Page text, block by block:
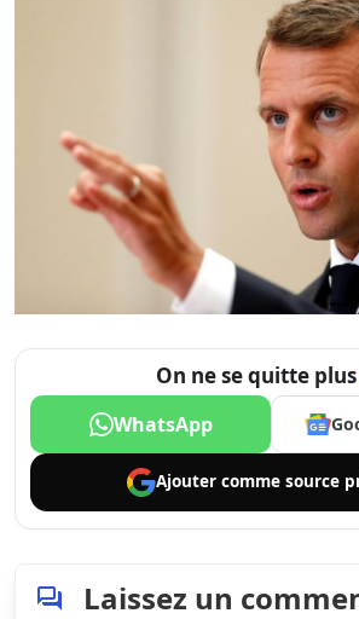
On ne se quitte
WhatsApp
Ajouter comme source
Laissez un